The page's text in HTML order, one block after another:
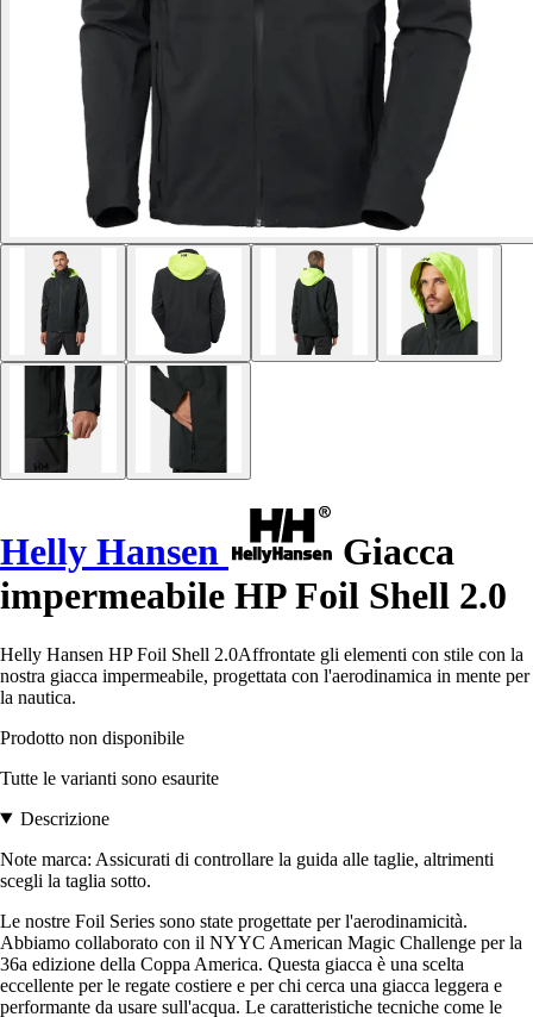
Helly Hansen
Giacca
impermeabile HP Foil Shell 2.0
Helly Hansen HP Foil Shell 2.0Affrontate gli elementi con stile con la
nostra giacca impermeabile, progettata con l'aerodinamica in mente per
la nautica.
Prodotto non disponibile
Tutte le varianti sono esaurite
Descrizione
Note marca: Assicurati di controllare la guida alle taglie, altrimenti
scegli la taglia sotto.
Le nostre Foil Series sono state progettate per l'aerodinamicità.
Abbiamo collaborato con il NYYC American Magic Challenge per la
36a edizione della Coppa America. Questa giacca è una scelta
eccellente per le regate costiere e per chi cerca una giacca leggera e
performante da usare sull'acqua. Le caratteristiche tecniche come le